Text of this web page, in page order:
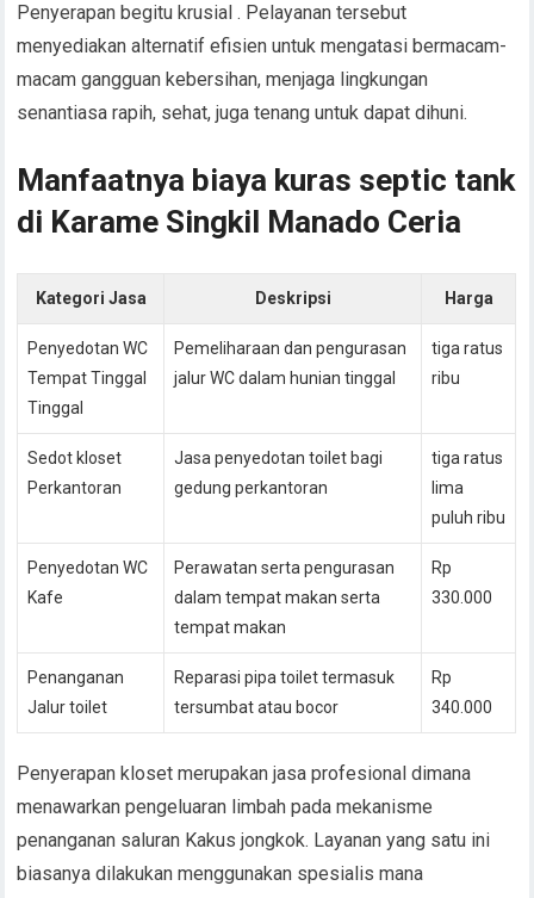
Penyerapan begitu krusial . Pelayanan tersebut
menyediakan alternatif efisien untuk mengatasi bermacam-
macam gangguan kebersihan, menjaga lingkungan
senantiasa rapih, sehat, juga tenang untuk dapat dihuni.
Manfaatnya biaya kuras septic tank
di Karame Singkil Manado Ceria
Kategori Jasa Deskripsi Harga
Penyedotan WC
Tempat Tinggal
Tinggal
Pemeliharaan dan pengurasan
jalur WC dalam hunian tinggal
tiga ratus
ribu
Sedot kloset
Perkantoran
Jasa penyedotan toilet bagi
gedung perkantoran
tiga ratus
lima
puluh ribu
Penyedotan WC
Kafe
Perawatan serta pengurasan
dalam tempat makan serta
tempat makan
Rp
330.000
Penanganan
Jalur toilet
Reparasi pipa toilet termasuk
tersumbat atau bocor
Rp
340.000
Penyerapan kloset merupakan jasa profesional dimana
menawarkan pengeluaran limbah pada mekanisme
penanganan saluran Kakus jongkok. Layanan yang satu ini
biasanya dilakukan menggunakan spesialis mana